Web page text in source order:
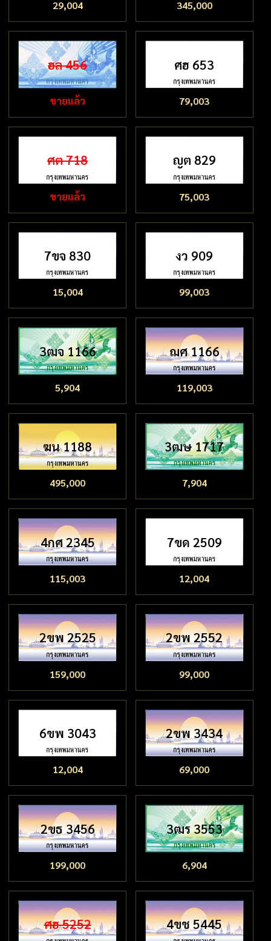
29,004 345,000
ฮล 456
ขายแล้ว
ศฮ 653
79,003
ศต 718
ขายแล้ว
ญต 829
75,003
7ขจ 830
15,004
งว 909
99,003
3ฒจ 1166
5,904
ฌศ 1166
119,003
ฆน 1188
495,000
3ฒษ 1717
7,904
4กศ 2345
115,003
7ขด 2509
12,004
2ขพ 2525
159,000
2ขพ 2552
99,000
6ขพ 3043
12,004
2ขพ 3434
69,000
2ขธ 3456
199,000
3ฒร 3553
6,904
ศฮ 5252 4ขช 5445